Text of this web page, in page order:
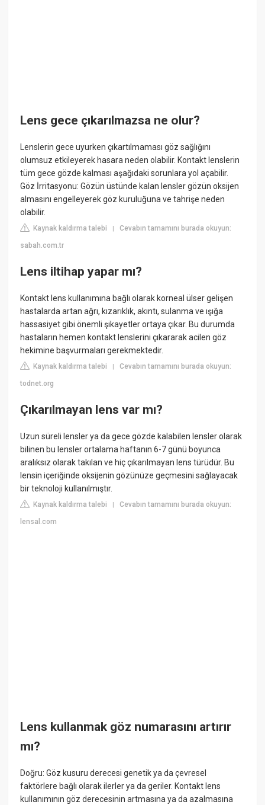
Lens gece çıkarılmazsa ne olur?
Lenslerin gece uyurken çıkartılmaması göz sağlığını
olumsuz etkileyerek hasara neden olabilir. Kontakt lenslerin
tüm gece gözde kalması aşağıdaki sorunlara yol açabilir.
Göz İrritasyonu: Gözün üstünde kalan lensler gözün oksijen
almasını engelleyerek göz kuruluğuna ve tahrişe neden
olabilir.
Kaynak kaldırma talebi |Cevabın tamamını burada okuyun:
sabah.com.tr
Lens iltihap yapar mı?
Kontakt lens kullanımına bağlı olarak korneal ülser gelişen
hastalarda artan ağrı, kızarıklık, akıntı, sulanma ve ışığa
hassasiyet gibi önemli şikayetler ortaya çıkar. Bu durumda
hastaların hemen kontakt lenslerini çıkararak acilen göz
hekimine başvurmaları gerekmektedir.
Kaynak kaldırma talebi |Cevabın tamamını burada okuyun:
todnet.org
Çıkarılmayan lens var mı?
Uzun süreli lensler ya da gece gözde kalabilen lensler olarak
bilinen bu lensler ortalama haftanın 6-7 günü boyunca
aralıksız olarak takılan ve hiç çıkarılmayan lens türüdür. Bu
lensin içeriğinde oksijenin gözünüze geçmesini sağlayacak
bir teknoloji kullanılmıştır.
Kaynak kaldırma talebi |Cevabın tamamını burada okuyun:
lensal.com
Lens kullanmak göz numarasını artırır
mı?
Doğru: Göz kusuru derecesi genetik ya da çevresel
faktörlere bağlı olarak ilerler ya da geriler. Kontakt lens
kullanımının göz derecesinin artmasına ya da azalmasına